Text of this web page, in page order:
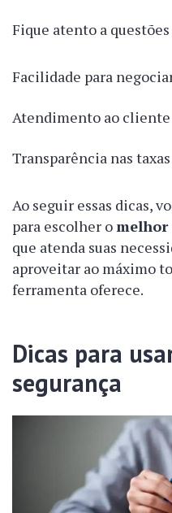
Fique atento a
Facilidade para
Atendimento ao
Transparência nas
Ao seguir essas dicas,
para escolher omelhor
que atenda suas
aproveitar ao máximo
ferramenta oferece.
Dicas para
segurança